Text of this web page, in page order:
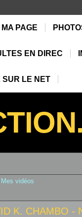
MA PAGE
EN DIREC
SUR LE NET
Mes vidéos
K. CHAMBO -